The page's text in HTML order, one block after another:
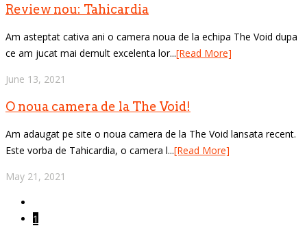
Review nou: Tahicardia
Am asteptat cativa ani o camera noua de la echipa The Void dupa
ce am jucat mai demult excelenta lor...[Read More]
June 13, 2021
O noua camera de la The Void!
Am adaugat pe site o noua camera de la The Void lansata recent.
Este vorba de Tahicardia, o camera l...[Read More]
May 21, 2021
1